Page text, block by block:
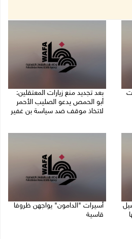
بعد تجديد منع زيارات المعتقلين:
أبو الحمص يدعو الصليب الأحمر
لاتخاذ موقف ضد سياسة بن غفير
أسيرات "الدامون" يواجهن ظروفا
قاسية